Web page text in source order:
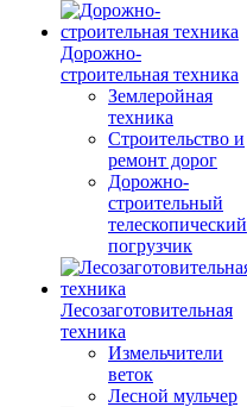
Дорожно-
строительная техника
Землеройная
техника
Строительство и
ремонт дорог
Дорожно-
строительный
телескопический
погрузчик
Лесозаготовительная
техника
Измельчители
веток
Лесной мульчер